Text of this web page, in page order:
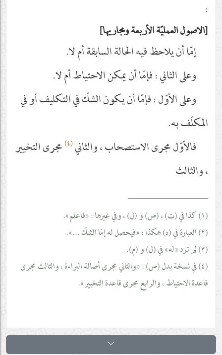
:
الاصول العمليّة الأربعة ومجاريها
إمّا أن يلاحظ فيه الحالة السابقة أم لا.
وعلى الثاني : فإمّا أن يمكن الاحتياط أم لا.
وعلى الأوّل : فإمّا أن يكون الشكّ في التكليف أو في
المكلّف به.
فالأوّل مجرى الاستصحاب ، والثاني(٤) مجرى التخيير
، والثالث
__________________
(١) كذا في (ت) ، (ص) و (ل) ، وفي غيرها : «فاعلم».
(٢) العبارة في (ه) هكذا : «فيحصل له إمّا الشكّ ...».
(٣) لم ترد «له» في (ل) و (م).
(٤) في نسخة بدل (ص) : «والثاني مجرى أصالة البراءة ، والثالث مجرى
قاعدة الاحتياط ، والرابع مجرى قاعدة التخيير».